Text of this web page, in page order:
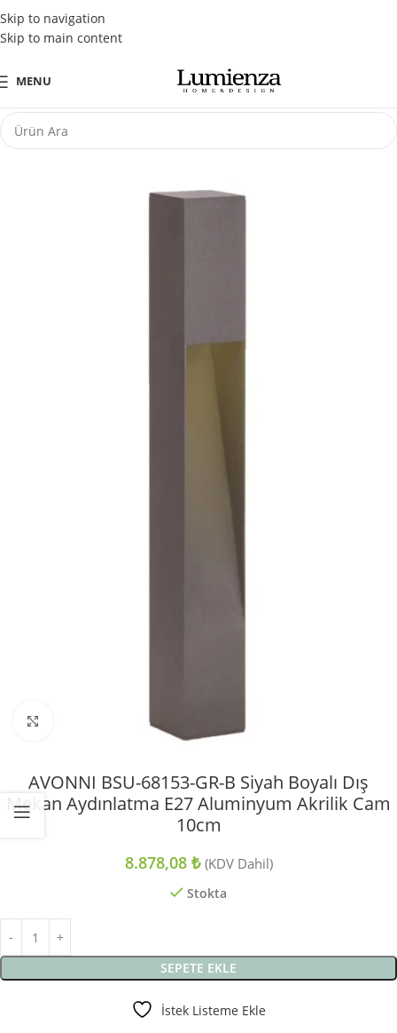
Skip to navigation
Skip to main content
Tüm Kredi Kartlarına Peşin Fiyatına 3 Taksit Fırsatı
MENU
Büyütmek için tıklayın
AVONNI BSU-68153-GR-B Siyah Boyalı Dış
Mekan Aydınlatma E27 Aluminyum Akrilik Cam
10cm
8.878,08 ₺ (KDV Dahil)
Stokta
SEPETE EKLE
İstek Listeme Ekle